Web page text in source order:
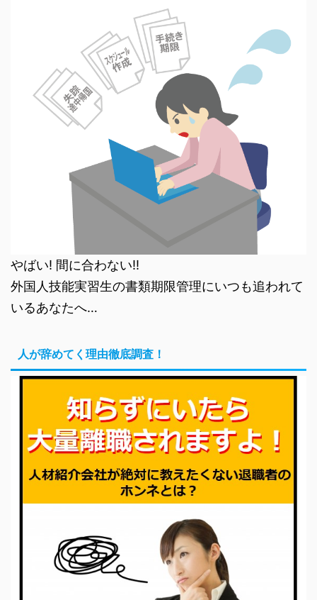
やばい! 間に合わない!!
外国人技能実習生の書類期限管理にいつも追われて
いるあなたへ…
人が辞めてく理由徹底調査！